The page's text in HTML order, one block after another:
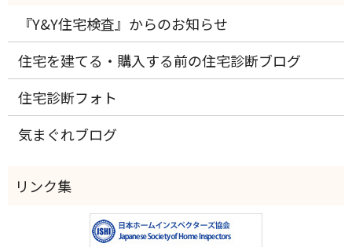
『Y&Y住宅検査』からのお知らせ
住宅を建てる・購入する前の住宅診断ブログ
住宅診断フォト
気まぐれブログ